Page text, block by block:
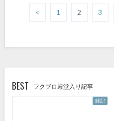
< 1 2 3
BEST フクブロ殿堂入り記事
雑記